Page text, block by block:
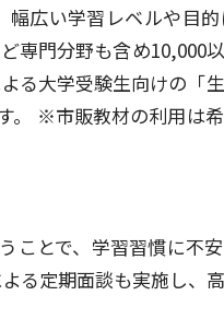
広い学習レベルや目
専門分野も含め10,000
る大学受験生向けの「
。 ※市販教材の利用は
ことで、学習習慣に不
る定期面談も実施し、